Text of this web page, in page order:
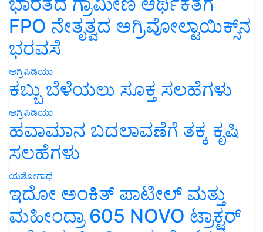
FPO ನೇತೃತ್ವದ ಅಗ್ರಿವೋಲ್ಟಾಯಿಕ್ಸ್‌ನ
ಭರವಸೆ
ಅಗ್ರಿಪಿಡಿಯಾ
ಕಬ್ಬು ಬೆಳೆಯಲು ಸೂಕ್ತ ಸಲಹೆಗಳು
ಅಗ್ರಿಪಿಡಿಯಾ
ಹವಾಮಾನ ಬದಲಾವಣೆಗೆ ತಕ್ಕ ಕೃಷಿ
ಸಲಹೆಗಳು
ಯಶೋಗಾಥೆ
ಇದೋ ಅಂಕಿತ್ ಪಾಟೀಲ್ ಮತ್ತು
ಮಹೀಂದ್ರಾ 605 NOVO ಟ್ರಾಕ್ಟರ್